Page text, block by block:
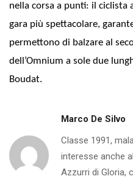
nella corsa a punti: il ciclista
gara più spettacolare,
permettono di balzare al
dell’Omnium a sole due
Boudat.
Marco De Silvo
Classe 1991,
interesse anche
Azzurri di Gloria,